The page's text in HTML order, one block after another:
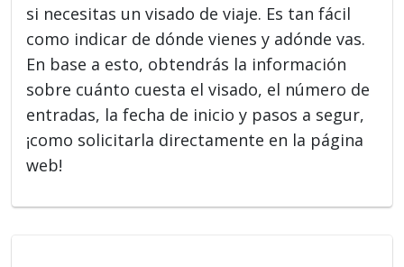
si necesitas un visado de viaje. Es tan fácil
como indicar de dónde vienes y adónde vas.
En base a esto, obtendrás la información
sobre cuánto cuesta el visado, el número de
entradas, la fecha de inicio y pasos a segur,
¡como solicitarla directamente en la página
web!